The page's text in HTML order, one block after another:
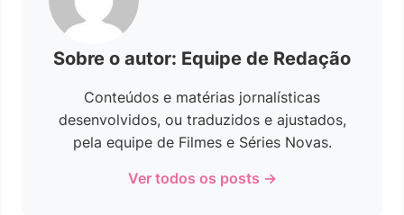
Sobre o autor: Equipe de Redação
Conteúdos e matérias jornalísticas
desenvolvidos, ou traduzidos e ajustados,
pela equipe de Filmes e Séries Novas.
Ver todos os posts →